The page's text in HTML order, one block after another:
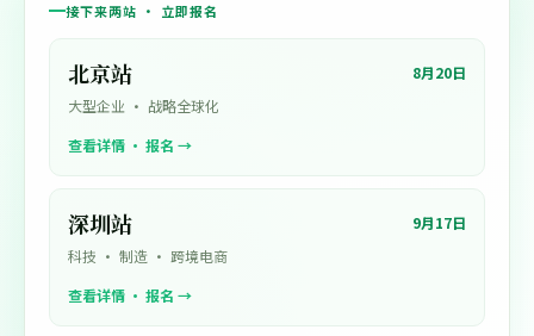
接下来两站 · 立即报名
北京站
8月20日
大型企业 · 战略全球化
查看详情 · 报名 →
深圳站
9月17日
科技 · 制造 · 跨境电商
查看详情 · 报名 →